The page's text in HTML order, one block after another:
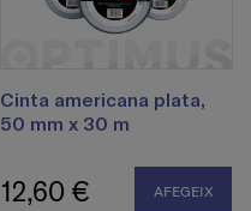
Cinta americana plata,
50 mm x 30 m
12,60 € AFEGEIX